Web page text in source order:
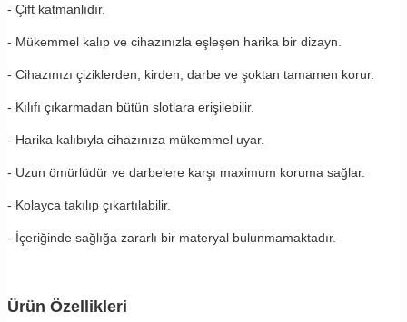
- Çift katmanlıdır.
- Mükemmel kalıp ve cihazınızla eşleşen harika bir dizayn.
- Cihazınızı çiziklerden, kirden, darbe ve şoktan tamamen korur.
- Kılıfı çıkarmadan bütün slotlara erişilebilir.
- Harika kalıbıyla cihazınıza mükemmel uyar.
- Uzun ömürlüdür ve darbelere karşı maximum koruma sağlar.
- Kolayca takılıp çıkartılabilir.
- İçeriğinde sağlığa zararlı bir materyal bulunmamaktadır.
Ürün Özellikleri